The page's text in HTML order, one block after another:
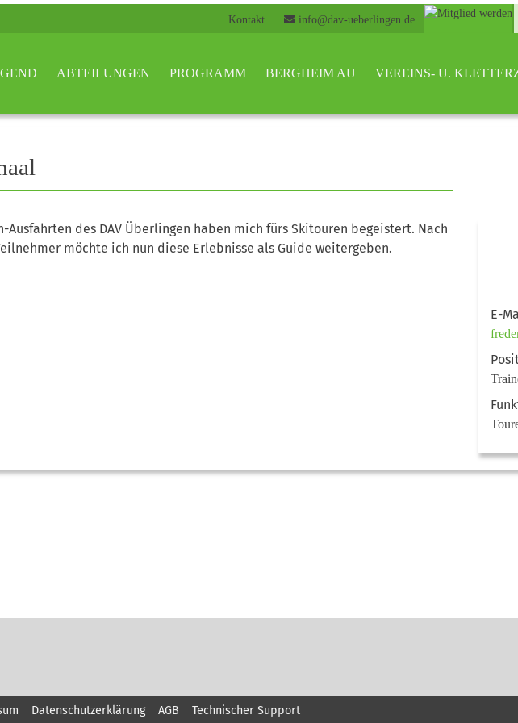
Kontakt info@dav-ueberlingen.de
ABTEILUNGEN PROGRAMM BERGHEIM AU VEREINS- U.
Ausfahrten des DAV Überlingen haben mich fürs Skitouren begeistert. Nach
möchte ich nun diese Erlebnisse als Guide weitergeben.
E-
Datenschutzerklärung AGB Technischer Support